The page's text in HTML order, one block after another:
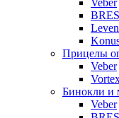
Veber
Прицелы
Veber
Бинокли и
Veber